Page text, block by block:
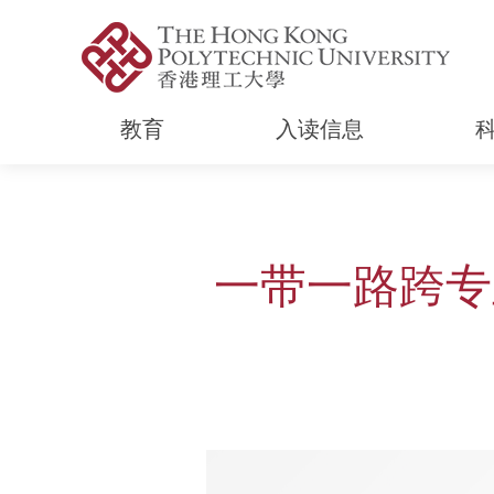
教育 入读信息
一带一路跨